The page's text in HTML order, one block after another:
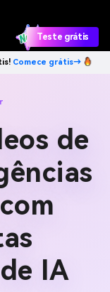
Teste grátis
Comece grátis→
de
IA